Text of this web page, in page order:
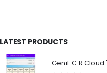
LATEST PRODUCTS
Ο Λογαριασμός μου